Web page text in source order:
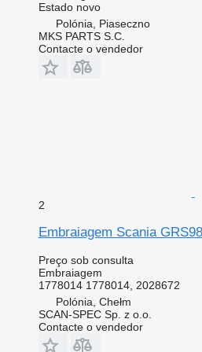
Estadonovo
Polónia, Piaseczno
MKS PARTS S.C.
Contacte o vendedor
2
Embraiagem Scania
Preço sob consulta
Embraiagem
1778014 1778014, 2028672
Polónia, Chełm
SCAN-SPEC Sp. z o.o.
Contacte o vendedor